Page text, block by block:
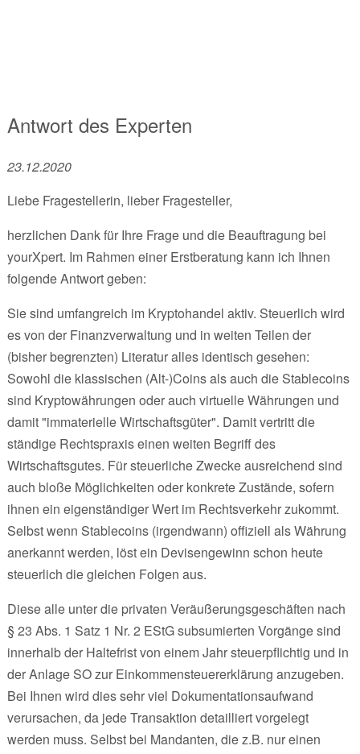
Antwort des Experten
23.12.2020
Liebe Fragestellerin, lieber Fragesteller,
herzlichen Dank für Ihre Frage und die Beauftragung bei
yourXpert. Im Rahmen einer Erstberatung kann ich Ihnen
folgende Antwort geben:
Sie sind umfangreich im Kryptohandel aktiv. Steuerlich wird
es von der Finanzverwaltung und in weiten Teilen der
(bisher begrenzten) Literatur alles identisch gesehen:
Sowohl die klassischen (Alt-)Coins als auch die Stablecoins
sind Kryptowährungen oder auch virtuelle Währungen und
damit "immaterielle Wirtschaftsgüter". Damit vertritt die
ständige Rechtspraxis einen weiten Begriff des
Wirtschaftsgutes. Für steuerliche Zwecke ausreichend sind
auch bloße Möglichkeiten oder konkrete Zustände, sofern
ihnen ein eigenständiger Wert im Rechtsverkehr zukommt.
Selbst wenn Stablecoins (irgendwann) offiziell als Währung
anerkannt werden, löst ein Devisengewinn schon heute
steuerlich die gleichen Folgen aus.
Diese alle unter die privaten Veräußerungsgeschäften nach
§ 23 Abs. 1 Satz 1 Nr. 2 EStG subsumierten Vorgänge sind
innerhalb der Haltefrist von einem Jahr steuerpflichtig und in
der Anlage SO zur Einkommensteuererklärung anzugeben.
Bei Ihnen wird dies sehr viel Dokumentationsaufwand
verursachen, da jede Transaktion detailliert vorgelegt
werden muss. Selbst bei Mandanten, die z.B. nur einen